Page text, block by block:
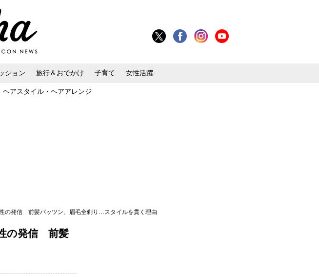
ヘアスタイル・ヘアアレンジ
ション 旅行＆おでかけ 子育て 女性活躍
の発信 前髪パッツン、眉毛全剃り…スタイルを貫く理由
の発信 前髪